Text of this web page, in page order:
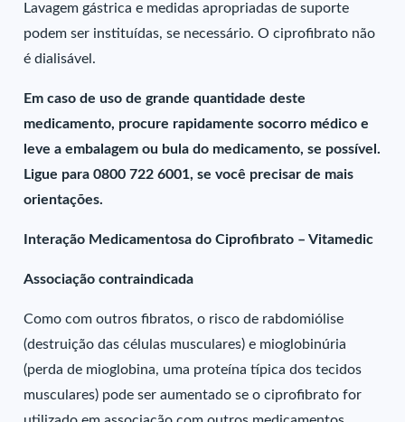
Lavagem gástrica e medidas apropriadas de suporte
podem ser instituídas, se necessário. O ciprofibrato não
é dialisável.
Em caso de uso de grande quantidade deste
medicamento, procure rapidamente socorro médico e
leve a embalagem ou bula do medicamento, se possível.
Ligue para 0800 722 6001, se você precisar de mais
orientações.
Interação Medicamentosa do Ciprofibrato – Vitamedic
Associação contraindicada
Como com outros fibratos, o risco de rabdomiólise
(destruição das células musculares) e mioglobinúria
(perda de mioglobina, uma proteína típica dos tecidos
musculares) pode ser aumentado se o ciprofibrato for